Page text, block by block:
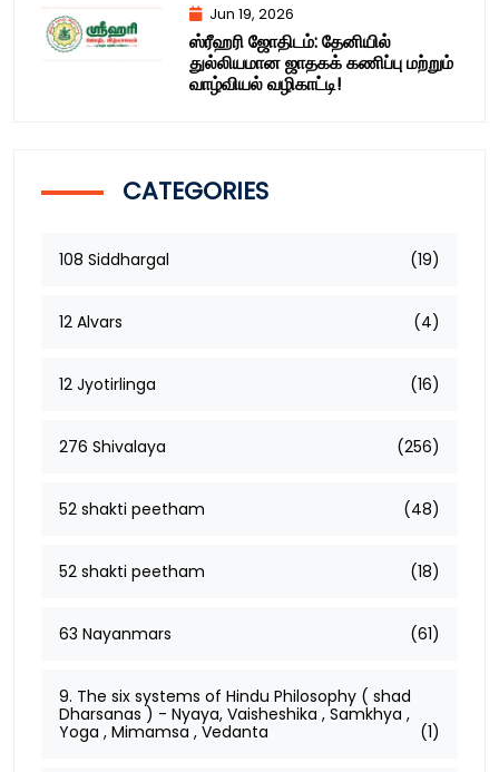
Jun 19, 2026
ஸ்ரீஹரி ஜோதிடம்: தேனியில்
துல்லியமான ஜாதகக் கணிப்பு மற்றும்
வாழ்வியல் வழிகாட்டி!
CATEGORIES
108 Siddhargal (19)
12 Alvars (4)
12 Jyotirlinga (16)
276 Shivalaya (256)
52 shakti peetham (48)
52 shakti peetham (18)
63 Nayanmars (61)
9. The six systems of Hindu Philosophy ( shad
Dharsanas ) - Nyaya, Vaisheshika , Samkhya ,
Yoga , Mimamsa , Vedanta
(1)